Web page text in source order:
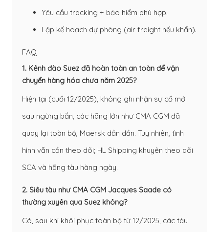
Yêu cầu tracking + bảo hiểm phù hợp.
Lập kế hoạch dự phòng (air freight nếu khẩn).
FAQ
1. Kênh đào Suez đã hoàn toàn an toàn để vận
chuyển hàng hóa chưa năm 2025?
Hiện tại (cuối 12/2025), không ghi nhận sự cố mới
sau ngừng bắn, các hãng lớn như CMA CGM đã
quay lại toàn bộ, Maersk dần dần. Tuy nhiên, tình
hình vẫn cần theo dõi; HL Shipping khuyên theo dõi
SCA và hãng tàu hàng ngày.
2. Siêu tàu như CMA CGM Jacques Saade có
thường xuyên qua Suez không?
Có, sau khi khôi phục toàn bộ từ 12/2025, các tàu